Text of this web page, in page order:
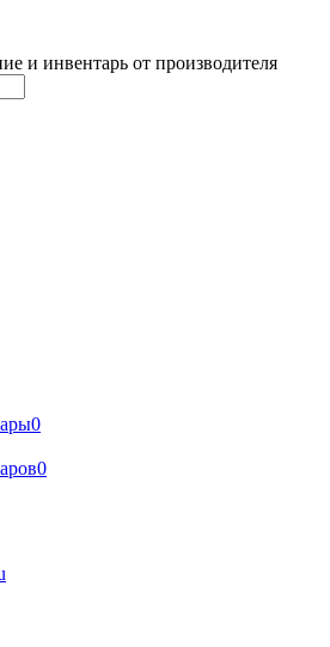
и инвентарь от производителя
0
0